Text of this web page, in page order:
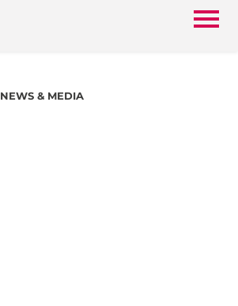
NEWS & MEDIA